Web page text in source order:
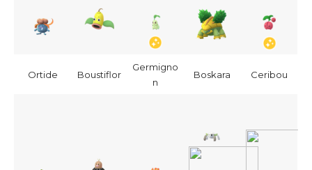
Ortide Boustiflor
Germigno
n
Boskara Ceribou